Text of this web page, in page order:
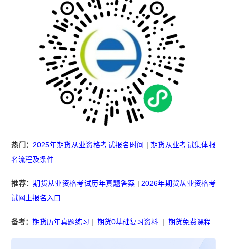
热门： 2025年期货从业资格考试报名时间 | 期货从业考试集体报
名流程及条件
推荐：期货从业资格考试历年真题答案 | 2026年期货从业资格考
试网上报名入口
备考：期货历年真题练习 |期货0基础复习资料 |期货免费课程